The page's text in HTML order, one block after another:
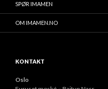
SPØR IMAMEN
OM IMAMEN.NO
KONTAKT
Oslo